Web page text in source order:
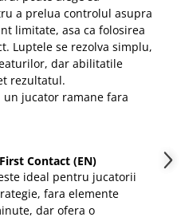
a prelua controlul asupra
limitate, asa ca folosirea
Luptele se rezolva simplu,
dar abilitatile
rezultatul.
un jucator ramane fara
Contact (EN)
ideal pentru jucatorii
fara elemente
dar ofera o